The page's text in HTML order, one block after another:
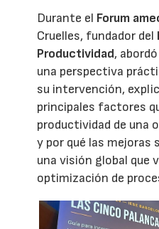
Durante el Forum
Cruelles, fundador del
Productividad,
una perspectiva
su intervención,
principales factores
productividad de una
y por qué las mejoras
una visión global que
optimización de